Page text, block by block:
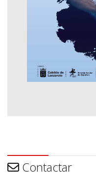
Contactar